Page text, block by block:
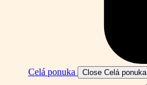
Celá ponuka Close Celá ponuka